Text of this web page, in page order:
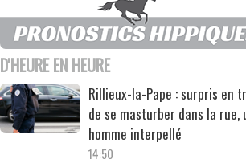
D'HEURE EN HEURE
Rillieux-la-Pape : surpris en
de se masturber dans la rue,
homme interpellé
14:50